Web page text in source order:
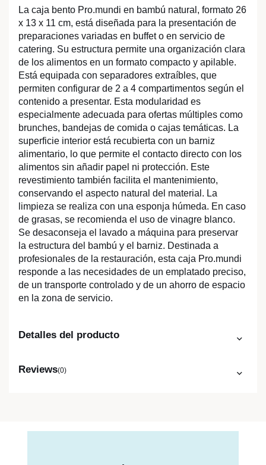
La caja bento Pro.mundi en bambú natural, formato 26
x 13 x 11 cm, está diseñada para la presentación de
preparaciones variadas en buffet o en servicio de
catering. Su estructura permite una organización clara
de los alimentos en un formato compacto y apilable.
Está equipada con separadores extraíbles, que
permiten configurar de 2 a 4 compartimentos según el
contenido a presentar. Esta modularidad es
especialmente adecuada para ofertas múltiples como
brunches, bandejas de comida o cajas temáticas. La
superficie interior está recubierta con un barniz
alimentario, lo que permite el contacto directo con los
alimentos sin añadir papel ni protección. Este
revestimiento también facilita el mantenimiento,
conservando el aspecto natural del material. La
limpieza se realiza con una esponja húmeda. En caso
de grasas, se recomienda el uso de vinagre blanco.
Se desaconseja el lavado a máquina para preservar
la estructura del bambú y el barniz. Destinada a
profesionales de la restauración, esta caja Pro.mundi
responde a las necesidades de un emplatado preciso,
de un transporte controlado y de un ahorro de espacio
en la zona de servicio.
Detalles del producto
Reviews(0)